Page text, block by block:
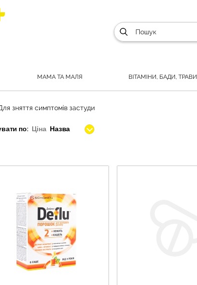
МАМА ТА МАЛЯ ВІТАМІНИ, БАДИ, ТРАВИ
зняття симптомів застуди
по: Ціна Назва